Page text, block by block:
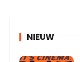
NIEUW